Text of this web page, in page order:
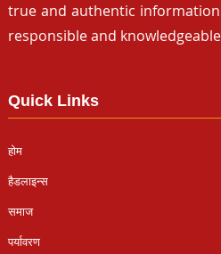
true and authentic
responsible and
Quick Links
होम
हैडलाइन्स
समाज
पर्यावरण